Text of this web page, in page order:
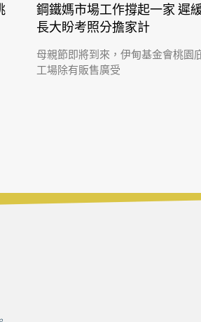
鋼鐵媽市場工作撐起一家 遲
長大盼考照分擔家計
母親節即將到來，伊甸基金會桃園
工場除有販售廣受